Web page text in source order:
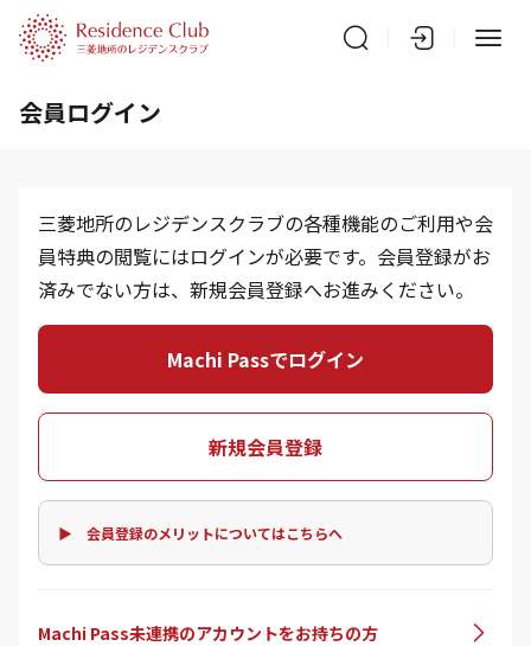
会員ログイン
三菱地所のレジデンスクラブの各種機能のご利用や会
員特典の閲覧にはログインが必要です。会員登録がお
済みでない方は、新規会員登録へお進みください。
Machi Passでログイン
新規会員登録
▶ 会員登録のメリットについてはこちらへ
Machi Pass未連携のアカウントをお持ちの方